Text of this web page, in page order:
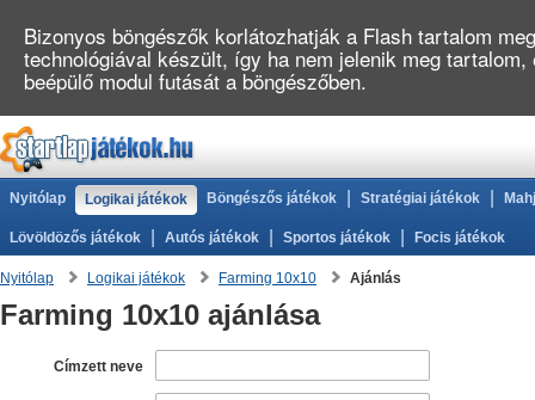
Nyitólap Logikai játékok Böngészős játékok Stratégiai játékok
Lövöldözős játékok Autós játékok Sportos játékok Focis játékok
Nyitólap Logikai játékok Farming 10x10 Ajánlás
Farming 10x10 ajánlása
Címzett neve
Bizonyos böngészők korlátozhatják a Flash tartalom
technológiával készült, így ha nem jelenik meg
beépülő modul futását a böngészőben.